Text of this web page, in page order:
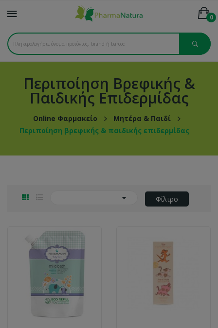
0
Περιποίηση Βρεφικής &
Παιδικής Επιδερμίδας
Online Φαρμακείο
Μητέρα & Παιδί
Περιποίηση βρεφικής & παιδικής επιδερμίδας
 Φίλτρο